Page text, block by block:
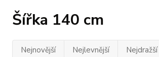
Šířka 140 cm
Nejnovější Nejlevnější Nejdražší